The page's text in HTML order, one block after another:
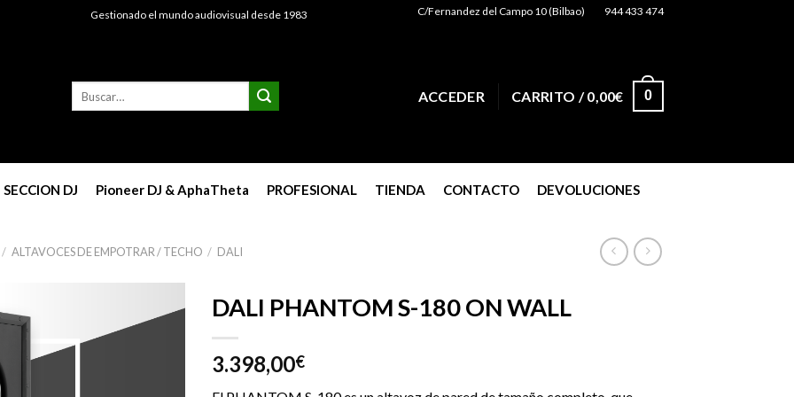
Gestionado el mundo audiovisual desde 1983 C/Fernandez del Campo 10 (Bilbao) 944 433 474
ACCEDER CARRITO /0,00€ 0
SECCION DJ Pioneer DJ & AphaTheta PROFESIONAL TIENDA CONTACTO DEVOLUCIONES
/ ALTAVOCES DE EMPOTRAR / TECHO / DALI
DALI PHANTOM S-180 ON WALL
3.398,00€